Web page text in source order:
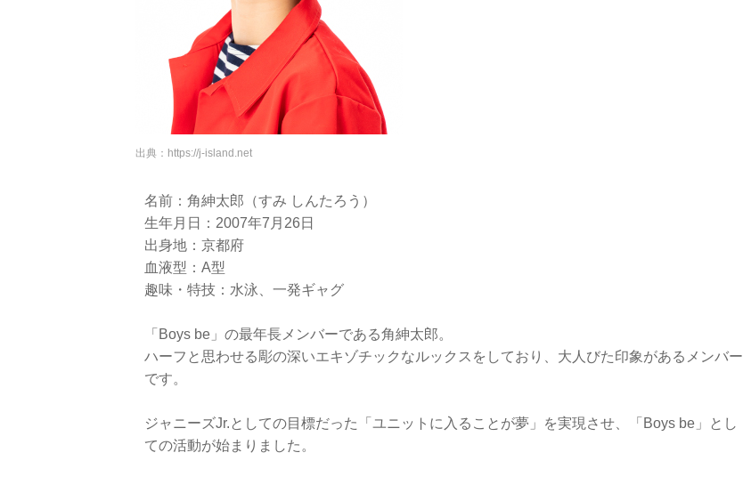
出典： https://j-island.net
名前：角紳太郎（すみ しんたろう）
生年月日：2007年7月26日
出身地：京都府
血液型：A型
趣味・特技：水泳、一発ギャグ
「Boys be」の最年長メンバーである角紳太郎。
ハーフと思わせる彫の深いエキゾチックなルックスをしており、大人びた印象があるメンバー
です。
ジャニーズJr.としての目標だった「ユニットに入ることが夢」を実現させ、「Boys be」とし
ての活動が始まりました。